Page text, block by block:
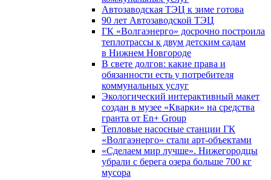
Автозаводская ТЭЦ к зиме готова
90 лет Автозаводской ТЭЦ
ГК «Волгаэнерго» досрочно построила
теплотрассы к двум детским садам
в Нижнем Новгороде
В свете долгов: какие права и
обязанности есть у потребителя
коммунальных услуг
Экологический интерактивный макет
создан в музее «Кварки» на средства
гранта от En+ Group
Тепловые насосные станции ГК
«Волгаэнерго» стали арт-объектами
«Сделаем мир лучше». Нижегородцы
убрали с берега озера больше 700 кг
мусора